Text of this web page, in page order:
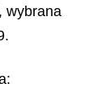
wybrana